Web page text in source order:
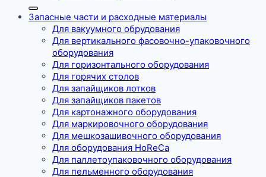
Запасные части и расходные материалы
Для вакуумного обрудования
Для вертикального фасовочно-упаковочного
оборудования
Для горизонтального оборудования
Для горячих столов
Для запайщиков лотков
Для запайщиков пакетов
Для картонажного оборудования
Для маркировочного оборудования
Для мешкозашивочного оборудования
Для оборудования HoReCa
Для паллетоупаковочного оборудования
Для пельменного оборудования